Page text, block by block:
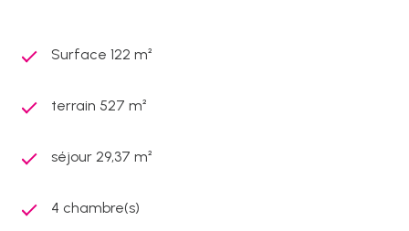
Surface 122 m²
terrain 527 m²
séjour 29,37 m²
4 chambre(s)